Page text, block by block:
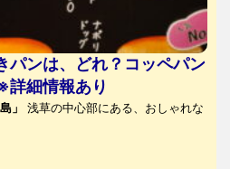
パンは、どれ？コッペパン
詳細情報あり
」
浅草の中心部にある、おしゃれな